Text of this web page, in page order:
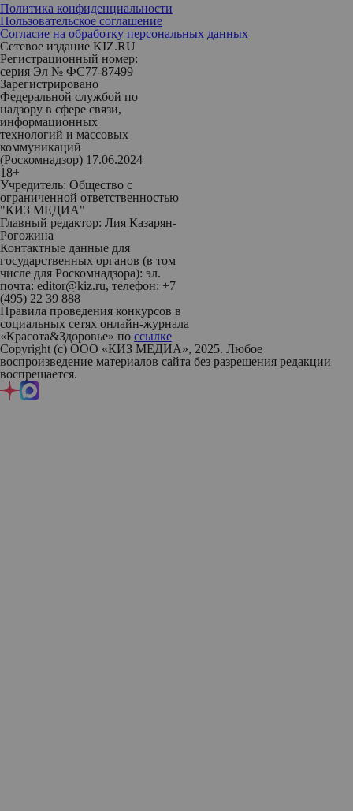
Политика конфиденциальности
Пользовательское соглашение
Согласие на обработку персональных данных
Сетевое издание KIZ.RU
Регистрационный номер:
серия Эл № ФС77-87499
Зарегистрировано
Федеральной службой по
надзору в сфере связи,
информационных
технологий и массовых
коммуникаций
(Роскомнадзор) 17.06.2024
18+
Учредитель: Общество с
ограниченной ответственностью
"КИЗ МЕДИА"
Главный редактор: Лия Казарян-
Рогожина
Контактные данные для
государственных органов (в том
числе для Роскомнадзора): эл.
почта: editor@kiz.ru, телефон: +7
(495) 22 39 888
Правила проведения конкурсов в
социальных сетях онлайн-журнала
«Красота&Здоровье» по ссылке
Copyright (с) ООО «КИЗ МЕДИА», 2025. Любое
воспроизведение материалов сайта без разрешения редакции
воспрещается.